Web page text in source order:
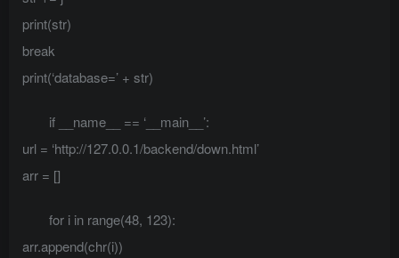
print(str)
break
print(‘database=’ + str)
if __name__ == ‘__main__’:
url = ‘http://127.0.0.1/backend/down.html’
arr = []
for i in range(48, 123):
arr.append(chr(i))